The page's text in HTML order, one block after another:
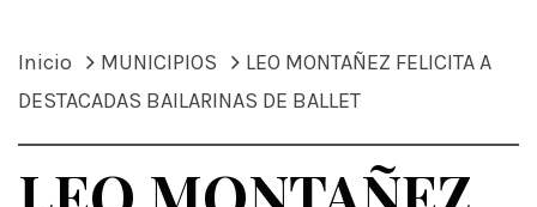
Inicio MUNICIPIOS
LEO MONTAÑEZ FELICITA A
DESTACADAS BAILARINAS DE BALLET